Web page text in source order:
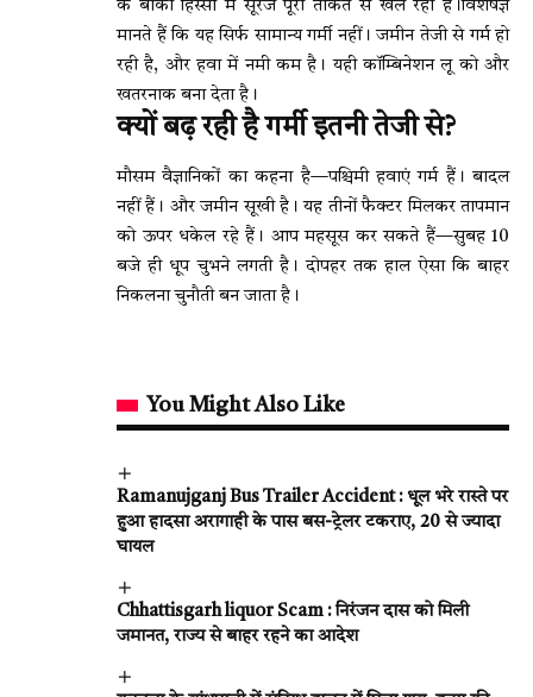
के बाकी हिस्सों में सूरज पूरी ताकत से खेल रहा है।विशेषज्ञ
मानते हैं कि यह सिर्फ सामान्य गर्मी नहीं। जमीन तेजी से गर्म हो
रही है, और हवा में नमी कम है। यही कॉम्बिनेशन लू को और
खतरनाक बना देता है।
क्यों बढ़ रही है गर्मी इतनी तेजी से?
मौसम वैज्ञानिकों का कहना है—पश्चिमी हवाएं गर्म हैं। बादल
नहीं हैं। और जमीन सूखी है। यह तीनों फैक्टर मिलकर तापमान
को ऊपर धकेल रहे हैं। आप महसूस कर सकते हैं—सुबह 10
बजे ही धूप चुभने लगती है। दोपहर तक हाल ऐसा कि बाहर
निकलना चुनौती बन जाता है।
You Might Also Like
Ramanujganj Bus Trailer Accident : धूल भरे रास्ते पर
हुआ हादसा अरागाही के पास बस-ट्रेलर टकराए, 20 से ज्यादा
घायल
Chhattisgarh liquor Scam : निरंजन दास को मिली
जमानत, राज्य से बाहर रहने का आदेश